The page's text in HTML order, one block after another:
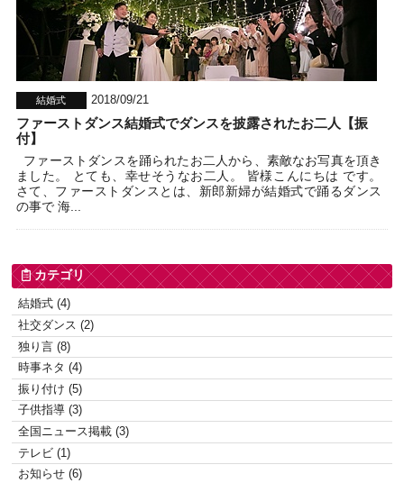
結婚式 2018/09/21
ファーストダンス結婚式でダンスを披露されたお二人【振
付】
ファーストダンスを踊られたお二人から、素敵なお写真を頂き
ました。 とても、幸せそうなお二人。 皆様こんにちは です。
さて、ファーストダンスとは、新郎新婦が結婚式で踊るダンス
の事で 海...
カテゴリ
結婚式 (4)
社交ダンス (2)
独り言 (8)
時事ネタ (4)
振り付け (5)
子供指導 (3)
全国ニュース掲載 (3)
テレビ (1)
お知らせ (6)